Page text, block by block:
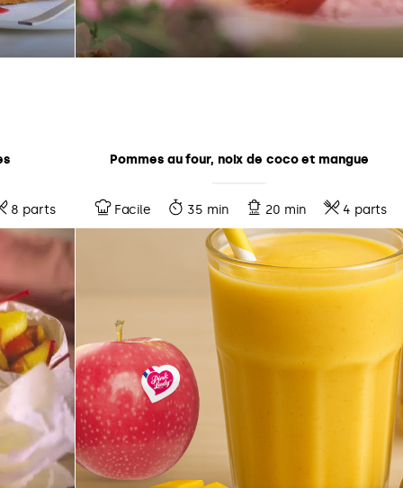
8 parts
Pommes au four, noix de coco et mangue
Facile 35 min 20 min 4 parts